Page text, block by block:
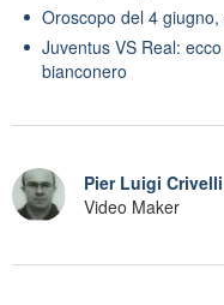
Oroscopo del 4
Juventus VS Real:
bianconero
Pier Luigi Crivelli
Video Maker